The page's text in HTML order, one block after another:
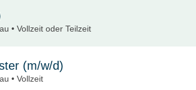
• Vollzeit oder Teilzeit
(m/w/d)
• Vollzeit